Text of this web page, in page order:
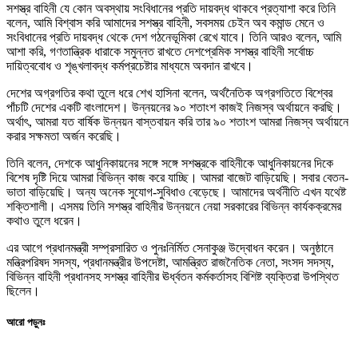
সশস্ত্র বাহিনী যে কোন অবস্থায় সংবিধানের প্রতি দায়বদ্ধ থাকবে প্রত্যাশা করে তিনি
বলেন, আমি বিশ্বাস করি আমাদের সশস্ত্র বাহিনী, সবসময় চেইন অব কমান্ড মেনে ও
সংবিধানের প্রতি দায়বদ্ধ থেকে দেশ গঠনেভূমিকা রেখে যাবে। তিনি আরও বলেন, আমি
আশা করি, গণতান্ত্রিক ধারাকে সমুন্নত রাখতে দেশপ্রেমিক সশস্ত্র বাহিনী সর্বোচ্চ
দায়িত্ববোধ ও শৃঙ্খলাবদ্ধ কর্মপ্রচেষ্টার মাধ্যমে অবদান রাখবে।
দেশের অগ্রগতির কথা তুলে ধরে শেখ হাসিনা বলেন, অর্থনৈতিক অগ্রগতিতে বিশ্বের
পাঁচটি দেশের একটি বাংলাদেশ। উন্নয়নের ৯০ শতাংশ কাজই নিজস্ব অর্থায়নে করছি।
অর্থাৎ, আমরা যত বার্ষিক উন্নয়ন বাস্তবায়ন করি তার ৯০ শতাংশ আমরা নিজস্ব অর্থায়নে
করার সক্ষমতা অর্জন করেছি।
তিনি বলেন, দেশকে আধুনিকায়নের সঙ্গে সঙ্গে সশস্ত্রকে বাহিনীকে আধুনিকায়নের দিকে
বিশেষ দৃষ্টি দিয়ে আমরা বিভিন্ন কাজ করে যাচ্ছি। আমরা বাজেট বাড়িয়েছি। সবার বেতন-
ভাতা বাড়িয়েছি। অন্য অনেক সুযোগ-সুবিধাও বেড়েছে। আমাদের অর্থনীতি এখন যথেষ্ট
শক্তিশালী। এসময় তিনি সশস্ত্র বাহিনীর উন্নয়নে নেয়া সরকারের বিভিন্ন কার্যকক্রমের
কথাও তুলে ধরেন।
এর আগে প্রধানমন্ত্রী সম্প্রসারিত ও পুনঃনির্মিত সেনাকুঞ্জ উদ্বোধন করেন। অনুষ্ঠানে
মন্ত্রিপরিষদ সদস্য, প্রধানমন্ত্রীর উপদেষ্টা, আমন্ত্রিত রাজনৈতিক নেতা, সংসদ সদস্য,
বিভিন্ন বাহিনী প্রধানসহ সশস্ত্র বাহিনীর ঊর্ধ্বতন কর্মকর্তাসহ বিশিষ্ট ব্যক্তিরা উপস্থিত
ছিলেন।
আরো পড়ুনঃ